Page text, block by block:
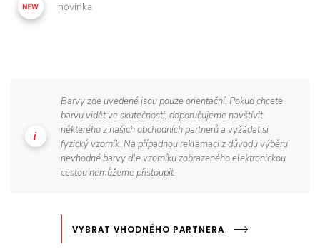
novinka
Barvy zde uvedené jsou pouze orientační. Pokud chcete
barvu vidět ve skutečnosti, doporučujeme navštívit
některého z našich obchodních partnerů a vyžádat si
fyzický vzorník. Na případnou reklamaci z důvodu výběru
nevhodné barvy dle vzorníku zobrazeného elektronickou
cestou nemůžeme přistoupit.
VYBRAT VHODNÉHO PARTNERA